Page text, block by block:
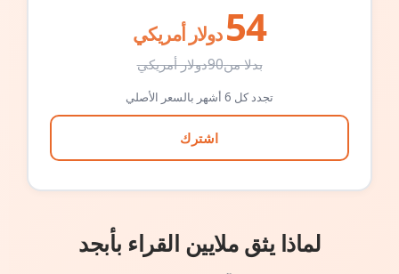
54 دولار أمريكي
بدلا من90دولار أمريكي
تجدد كل 6 أشهر بالسعر الأصلي
اشترك
لماذا يثق ملايين القراء بأبجد